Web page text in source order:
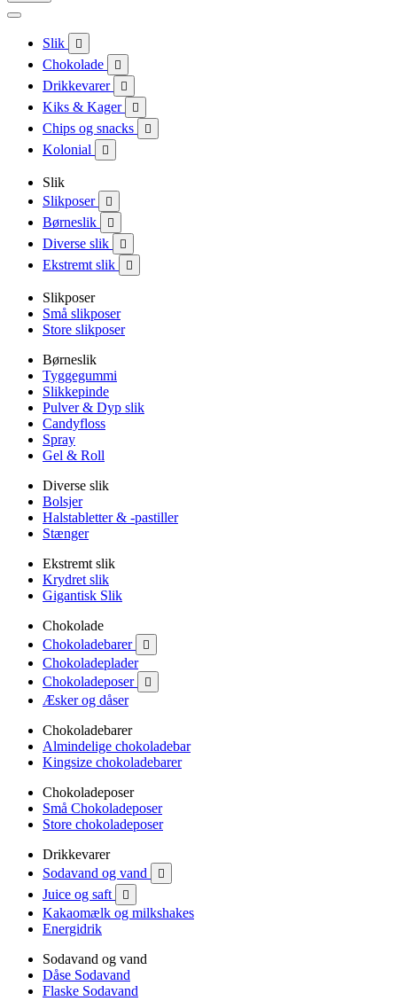
Slik 
Chokolade 
Drikkevarer 
Kiks & Kager 
Chips og snacks 
Kolonial 
Slik
Slikposer

Børneslik 
Diverse slik 
Ekstremt slik 
Slikposer
Små slikposer
Store slikposer
Børneslik
Tyggegummi
Slikkepinde
Pulver & Dyp slik
Candyfloss
Spray
Gel & Roll
Diverse slik
Bolsjer
Halstabletter & -pastiller
Stænger
Ekstremt slik
Krydret slik
Gigantisk Slik
Chokolade
Chokoladebarer

Chokoladeplader
Chokoladeposer

Æsker og dåser
Chokoladebarer
Almindelige chokoladebar
Kingsize chokoladebarer
Chokoladeposer
Små Chokoladeposer
Store chokoladeposer
Drikkevarer
Sodavand og vand

Juice og saft 
Kakaomælk og milkshakes
Energidrik
Sodavand og vand
Dåse Sodavand
Flaske Sodavand